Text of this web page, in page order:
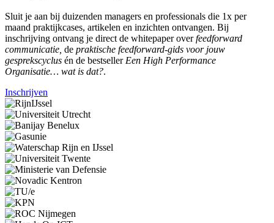
Sluit je aan bij duizenden managers en professionals die 1x per
maand praktijkcases, artikelen en inzichten ontvangen. Bij
inschrijving ontvang je direct de whitepaper overfeedforward
communicatie, de praktische feedforward-gids voor jouw
gesprekscyclus én de bestseller Een High Performance
Organisatie… wat is dat?.
Inschrijven